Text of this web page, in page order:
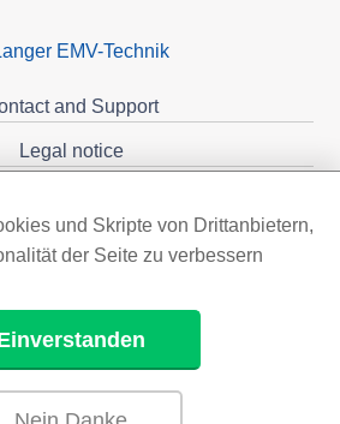
EMV-Technik
and Support
Legal notice
und Skripte von Drittanbietern,
der Seite zu verbessern